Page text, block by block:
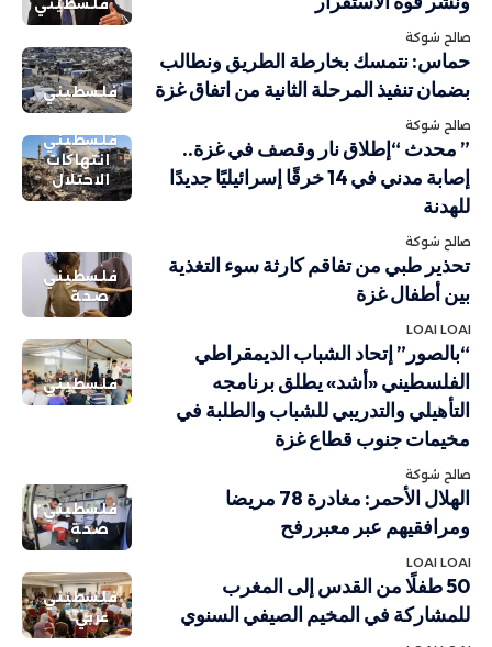
فلسطيني
صالح شوكة
فلسطيني
حماس: نتمسك بخارطة الطريق ونطالب
بضمان تنفيذ المرحلة الثانية من اتفاق غزة
صالح شوكة
فلسطيني
انتهاكات
الاحتلال
” محدث “إطلاق نار وقصف في غزة..
إصابة مدني في 14 خرقًا إسرائيليًا جديدًا
للهدنة
صالح شوكة
فلسطيني
صحة
تحذير طبي من تفاقم كارثة سوء التغذية
بين أطفال غزة
LOAI LOAI
فلسطيني
“بالصور” إتحاد الشباب الديمقراطي
الفلسطيني «أشد» يطلق برنامجه
التأهيلي والتدريبي للشباب والطلبة في
مخيمات جنوب قطاع غزة
صالح شوكة
فلسطيني
صحة
الهلال الأحمر: مغادرة 78 مريضا
ومرافقيهم عبر معبررفح
LOAI LOAI
فلسطيني
عربي
50 طفلًا من القدس إلى المغرب
للمشاركة في المخيم الصيفي السنوي